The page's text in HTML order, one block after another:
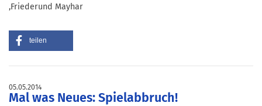
,Friederund Mayhar
teilen
05.05.2014
Mal was Neues: Spielabbruch!